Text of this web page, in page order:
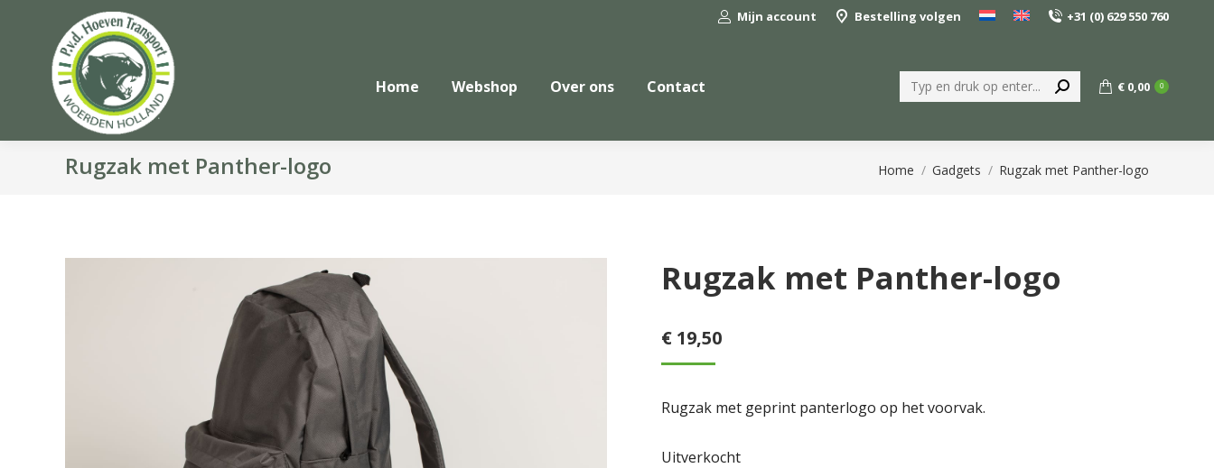
Mijn account Bestelling volgen +31 (0) 629 550 760
Home Webshop Over ons Contact Zoeken: € 0,00 0
Rugzak met Panther-logo Je bent hier:
Home Gadgets Rugzak met Panther-logo
Rugzak met Panther-logo
€ 19,50
Rugzak met geprint panterlogo op het voorvak.
Uitverkocht